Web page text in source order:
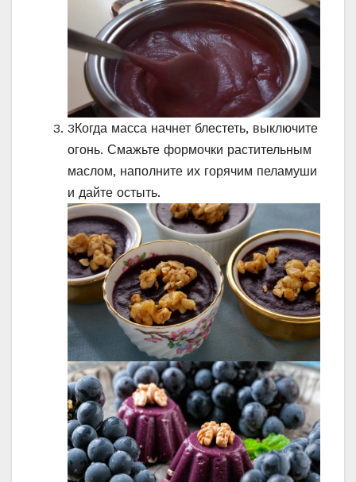
3Когда масса начнет блестеть, выключите
огонь. Смажьте формочки растительным
маслом, наполните их горячим пеламуши
и дайте остыть.